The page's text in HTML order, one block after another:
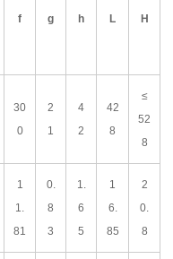
f g h L H
30
0
2
1
4
2
42
8
≤
52
8
1
1.
81
0.
8
3
1.
6
5
1
6.
85
2
0.
8